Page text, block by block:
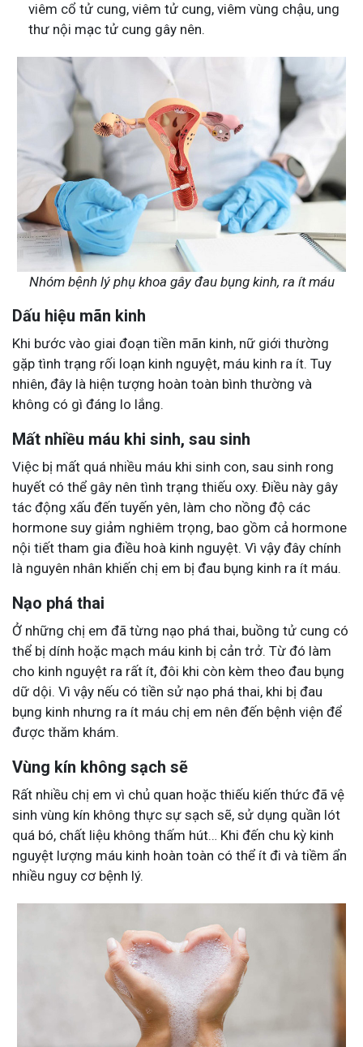
viêm cổ tử cung, viêm tử cung, viêm vùng chậu, ung
thư nội mạc tử cung gây nên.
Nhóm bệnh lý phụ khoa gây đau bụng kinh, ra ít máu
Dấu hiệu mãn kinh
Khi bước vào giai đoạn tiền mãn kinh, nữ giới thường
gặp tình trạng rối loạn kinh nguyệt, máu kinh ra ít. Tuy
nhiên, đây là hiện tượng hoàn toàn bình thường và
không có gì đáng lo lắng.
Mất nhiều máu khi sinh, sau sinh
Việc bị mất quá nhiều máu khi sinh con, sau sinh rong
huyết có thể gây nên tình trạng thiếu oxy. Điều này gây
tác động xấu đến tuyến yên, làm cho nồng độ các
hormone suy giảm nghiêm trọng, bao gồm cả hormone
nội tiết tham gia điều hoà kinh nguyệt. Vì vậy đây chính
là nguyên nhân khiến chị em bị đau bụng kinh ra ít máu.
Nạo phá thai
Ở những chị em đã từng nạo phá thai, buồng tử cung có
thể bị dính hoặc mạch máu kinh bị cản trở. Từ đó làm
cho kinh nguyệt ra rất ít, đôi khi còn kèm theo đau bụng
dữ dội. Vì vậy nếu có tiền sử nạo phá thai, khi bị đau
bụng kinh nhưng ra ít máu chị em nên đến bệnh viện để
được thăm khám.
Vùng kín không sạch sẽ
Rất nhiều chị em vì chủ quan hoặc thiếu kiến thức đã vệ
sinh vùng kín không thực sự sạch sẽ, sử dụng quần lót
quá bó, chất liệu không thấm hút… Khi đến chu kỳ kinh
nguyệt lượng máu kinh hoàn toàn có thể ít đi và tiềm ẩn
nhiều nguy cơ bệnh lý.